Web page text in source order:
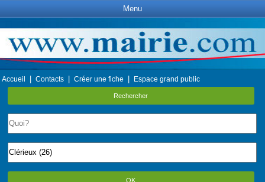
Menu
Accueil Contacts Créer une fiche Espace grand public
Rechercher
OK